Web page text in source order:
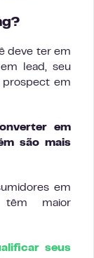
deve ter em
lead, seu
prospect em
em
são mais
em
têm maior
seus